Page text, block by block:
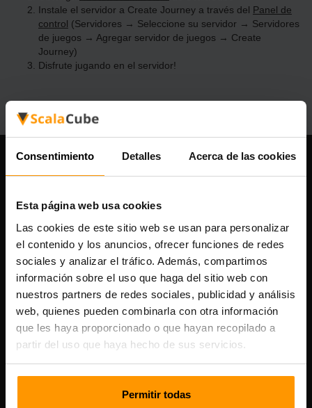
Consentimiento Detalles Acerca de las cookies
Esta página web usa cookies
Las cookies de este sitio web se usan para personalizar
el contenido y los anuncios, ofrecer funciones de redes
sociales y analizar el tráfico. Además, compartimos
información sobre el uso que haga del sitio web con
nuestros partners de redes sociales, publicidad y análisis
web, quienes pueden combinarla con otra información
que les haya proporcionado o que hayan recopilado a
partir del uso que haya hecho de sus servicios.
Permitir todas
Instale el servidor a Create Journey a través del Panel de
control (Servidores → Seleccione su servidor → Servidores
de juegos → Agregar servidor de juegos → Create
Journey)
Disfrute jugando en el servidor!
Scalable Hosting Solutions OÜ
Código de registro: 14652605
Número de IVA: EE102133820
Dirección: Harju maakond, Tallinn, Kesklinna linnaosa,
Vesivärava tn 50-201, 10152